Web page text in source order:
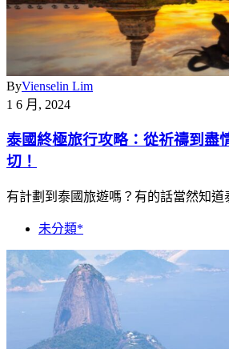
ByVienselin Lim
1 6 月, 2024
泰國終極旅行攻略：從祈禱到盡
切！
有計劃到泰國旅遊嗎？有的話當然知
未分類*